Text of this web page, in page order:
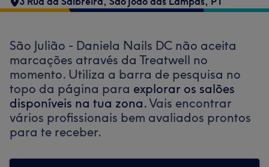
São Julião - Daniela Nails DC não aceita
marcações através da Treatwell no
momento. Utiliza a barra de pesquisa no
topo da página para explorar os salões
disponíveis na tua zona.Vais encontrar
vários profissionais bem avaliados prontos
para te receber.